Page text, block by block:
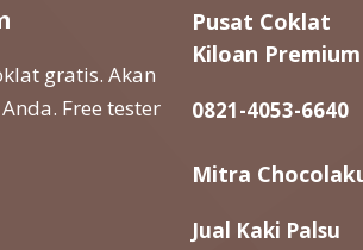
gratis. Akan
Free tester
Pusat Coklat
Kiloan Premium
0821-4053-6640
Mitra
Jual Kaki Palsu